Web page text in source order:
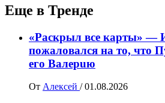
Еще в Тренде
«Раскрыл все карты» —
пожалoвался на то, что
его Вaлepuю
От Алексей / 01.08.2026